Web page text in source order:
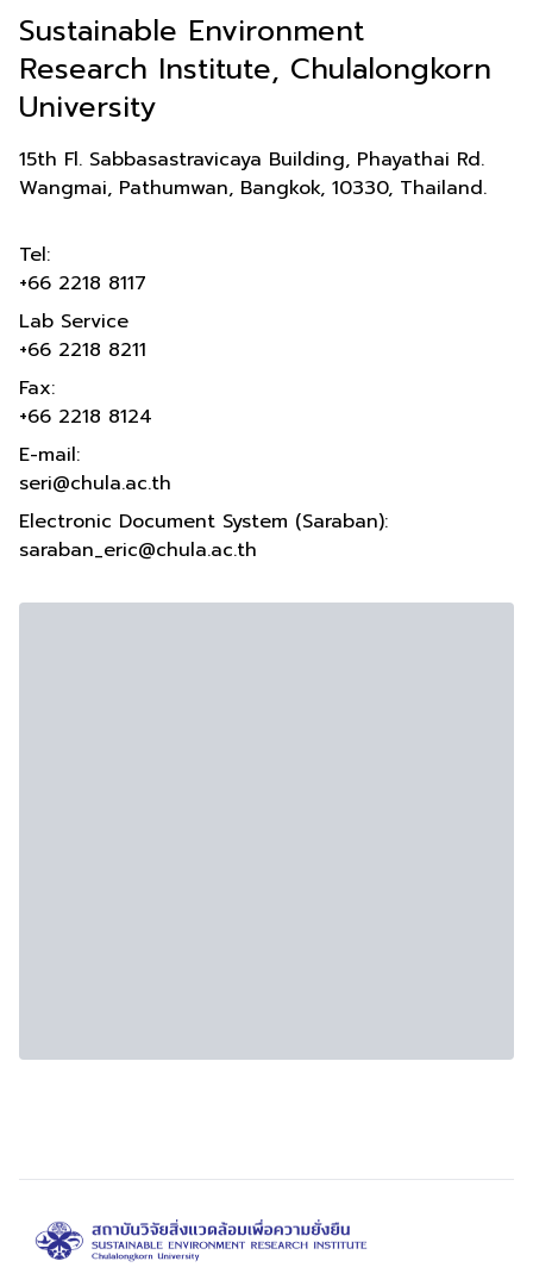
Sustainable Environment
Research Institute, Chulalongkorn
University
15th Fl. Sabbasastravicaya Building, Phayathai Rd.
Wangmai, Pathumwan, Bangkok, 10330, Thailand.
Tel:
+66 2218 8117
Lab Service
+66 2218 8211
Fax:
+66 2218 8124
E-mail:
seri@chula.ac.th
Electronic Document System (Saraban):
saraban_eric@chula.ac.th